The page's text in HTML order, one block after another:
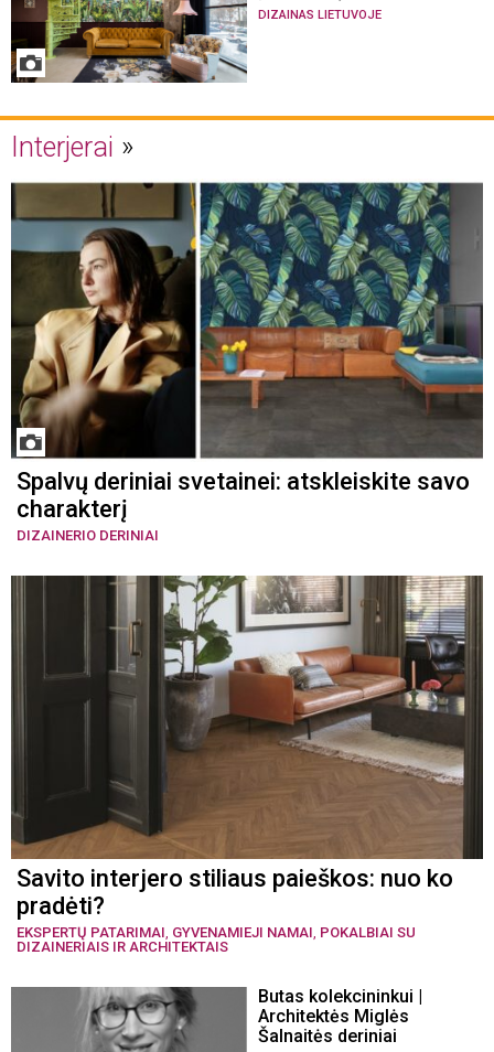
DIZAINAS LIETUVOJE
Interjerai
Spalvų deriniai svetainei: atskleiskite savo
charakterį
DIZAINERIO DERINIAI
Savito interjero stiliaus paieškos: nuo ko
pradėti?
EKSPERTŲ PATARIMAI GYVENAMIEJI NAMAI POKALBIAI SU
DIZAINERIAIS IR ARCHITEKTAIS
Butas kolekcininkui |
Architektės Miglės
Šalnaitės deriniai